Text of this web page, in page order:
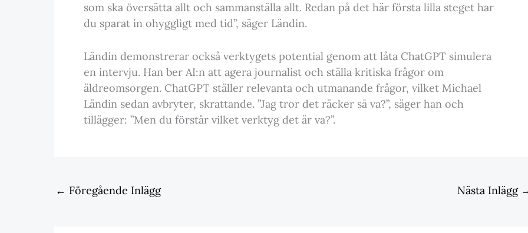
som ska översätta allt och sammanställa allt. Redan på det här första lilla steget har
du sparat in ohyggligt med tid”, säger Ländin.
Ländin demonstrerar också verktygets potential genom att låta ChatGPT simulera
en intervju. Han ber AI:n att agera journalist och ställa kritiska frågor om
äldreomsorgen. ChatGPT ställer relevanta och utmanande frågor, vilket Michael
Ländin sedan avbryter, skrattande. ”Jag tror det räcker så va?”, säger han och
tillägger: ”Men du förstår vilket verktyg det är va?”.
← Föregående Inlägg Nästa Inlägg